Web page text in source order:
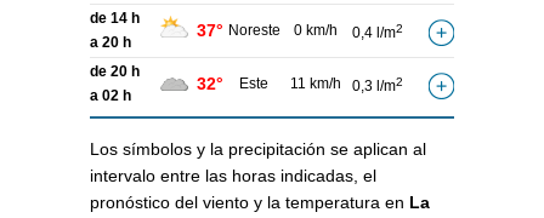
de 14 h
a 20 h
37° Noreste 0 km/h 0,4 l/m2
de 20 h
a 02 h
32° Este 11 km/h 0,3 l/m2
Los símbolos y la precipitación se aplican al
intervalo entre las horas indicadas, el
pronóstico del viento y la temperatura en La